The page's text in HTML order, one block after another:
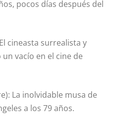
pocos días después del
cineasta surrealista y
vacío en el cine de
La inolvidable musa de
a los 79 años.